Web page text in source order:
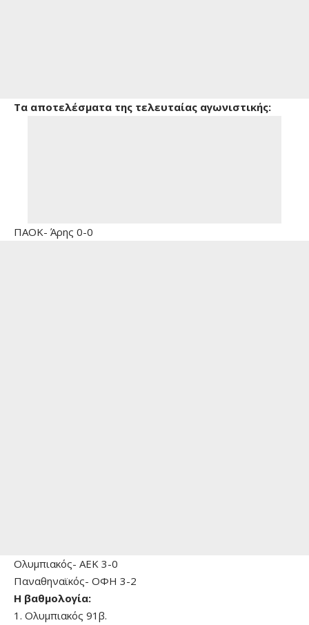
Τα αποτελέσματα της τελευταίας αγωνιστικής:
ΠΑΟΚ- Άρης 0-0
Ολυμπιακός- ΑΕΚ 3-0
Παναθηναϊκός- ΟΦΗ 3-2
Η βαθμολογία:
1. Ολυμπιακός 91β.